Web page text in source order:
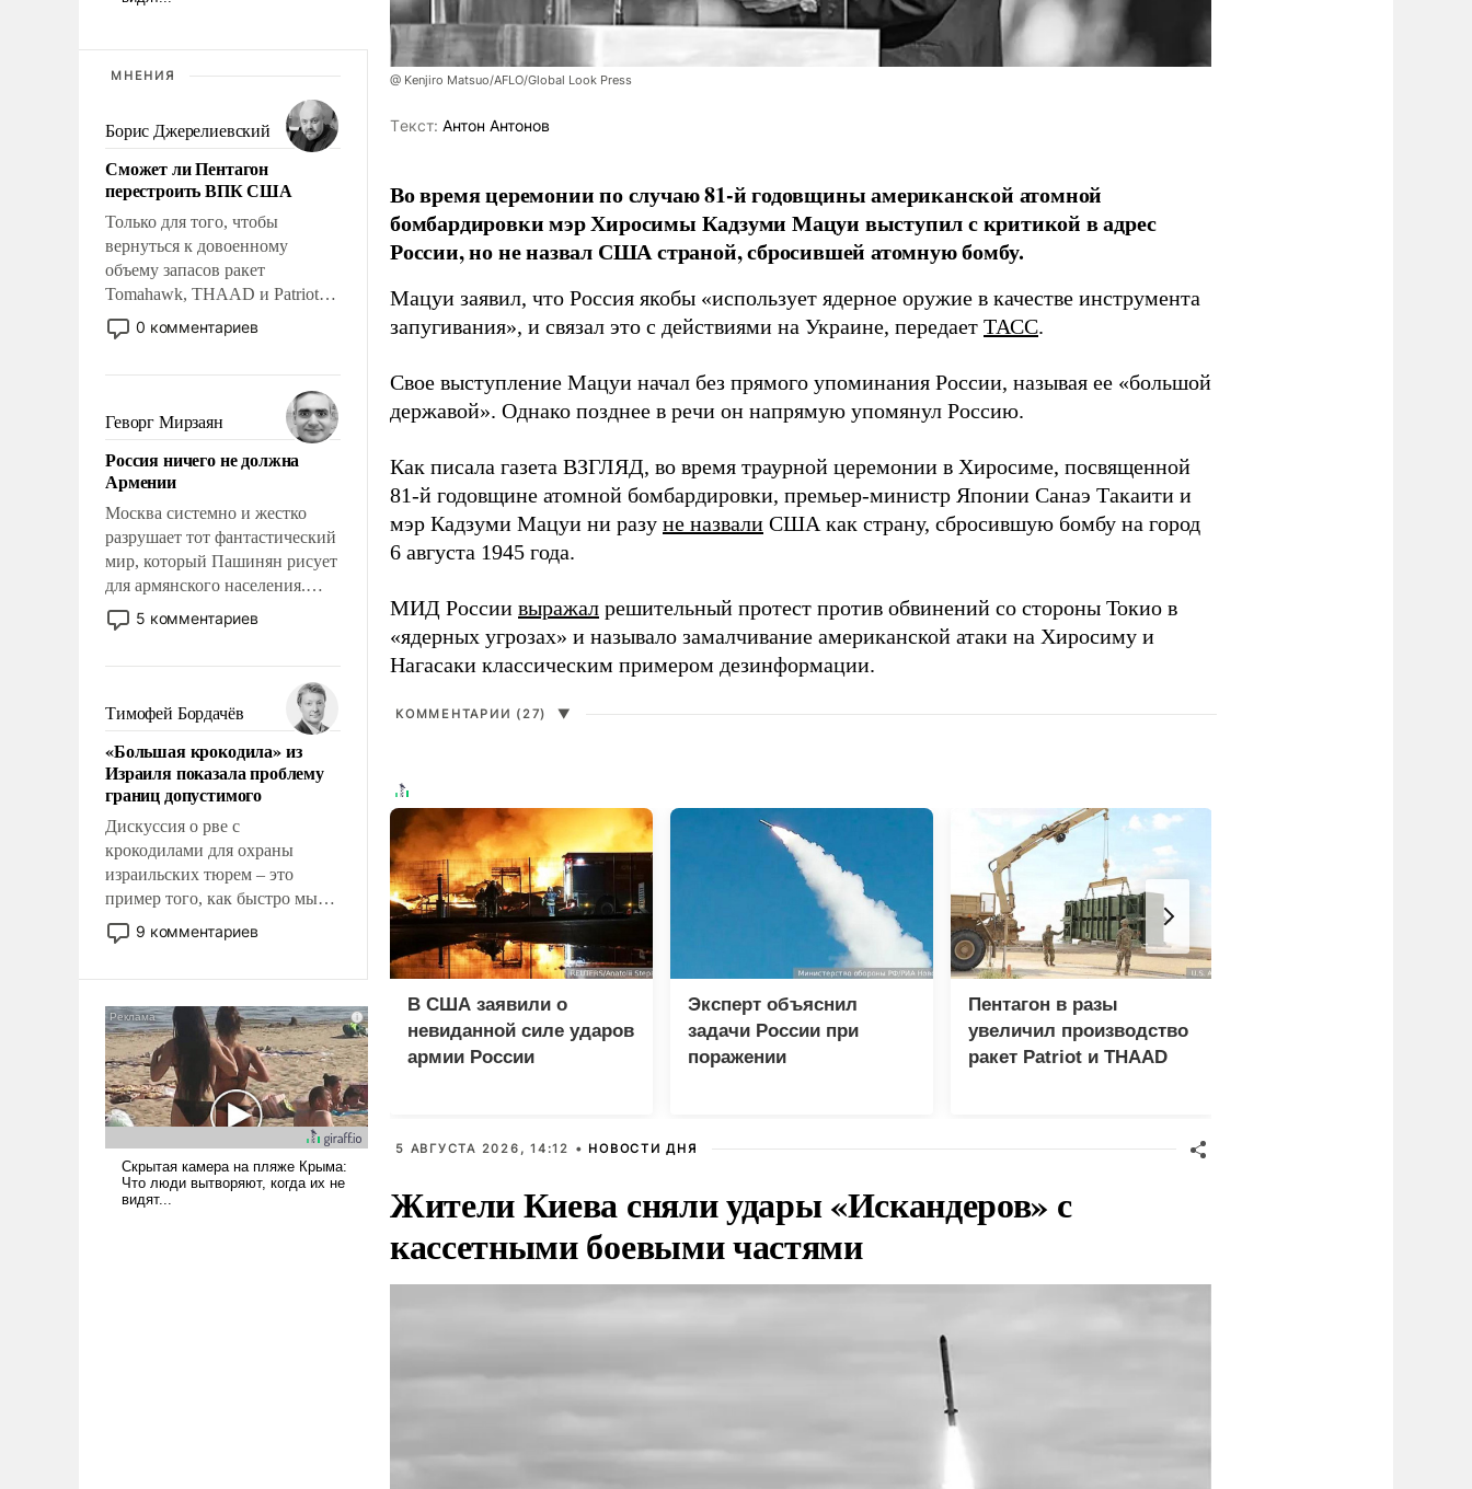
МНЕНИЯ
Борис Джерелиевский
Сможет ли Пентагон
перестроить ВПК США
Только для того, чтобы
вернуться к довоенному
объему запасов ракет
Tomahawk, THAAD и Patriot
США потребуется более трех
лет. Даже небольшая война с
Сложившаяся ситуация
означает многолетний период
уязвимости США, например,
перед Китаем.
0 комментариев
Геворг Мирзаян
Россия ничего не должна
Армении
Москва системно и жестко
разрушает тот фантастический
мир, который Пашинян рисует
для армянского населения.
Мир, где этому населению все
должны просто по
политические прожекты будут
беспрекословно оплачиваться
за счет российских
налогоплательщиков и где за
свои поступки не нужно
отвечать.
5 комментариев
Тимофей Бордачёв
«Большая крокодила» из
Израиля показала проблему
границ допустимого
Дискуссия о рве с
крокодилами для охраны
израильских тюрем – это
пример того, как быстро мы
двигаемся по пути
революционных изменений.
псевдонаучной фантастики,
стало всерьез обсуждаемой
идеей.
9 комментариев
@ Kenjiro Matsuo/AFLO/Global Look Press
Tекст: Антон Антонов
Во время церемонии по случаю 81-й годовщины американской атомной
бомбардировки мэр Хиросимы Кадзуми Мацуи выступил с критикой в адрес
России, но не назвал США страной, сбросившей атомную бомбу.
Мацуи заявил, что Россия якобы «использует ядерное оружие в качестве инструмента
запугивания», и связал это с действиями на Украине, передает ТАСС.
Свое выступление Мацуи начал без прямого упоминания России, называя ее «большой
державой». Однако позднее в речи он напрямую упомянул Россию.
Как писала газета ВЗГЛЯД, во время траурной церемонии в Хиросиме, посвященной
81-й годовщине атомной бомбардировки, премьер-министр Японии Санаэ Такаити и
мэр Кадзуми Мацуи ни разу не назвали США как страну, сбросившую бомбу на город
6 августа 1945 года.
МИД России выражал решительный протест против обвинений со стороны Токио в
«ядерных угрозах» и называло замалчивание американской атаки на Хиросиму и
Нагасаки классическим примером дезинформации.
КОММЕНТАРИИ (27) ▼
В США заявили о
невиданной силе ударов
армии России
Эксперт объяснил
задачи России при
поражении
Пентагон в разы
увеличил производство
ракет Patriot и THAAD
5 АВГУСТА 2026, 14:12 • НОВОСТИ ДНЯ
Жители Киева сняли удары «Искандеров» с
кассетными боевыми частями